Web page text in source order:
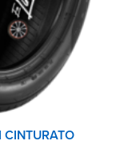
CINTURATO